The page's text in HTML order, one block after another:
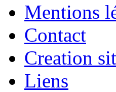
Mentions
Contact
Creation
Liens